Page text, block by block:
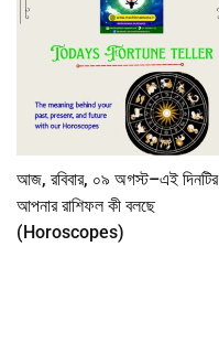
আজ, রবিবার, ০৯ অগস্ট–এই দিনটির
আপনার রাশিফল কী বলছে
(Horoscopes)